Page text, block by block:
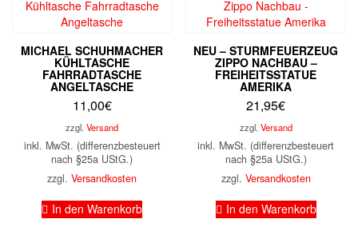
MICHAEL SCHUHMACHER
KÜHLTASCHE
FAHRRADTASCHE
ANGELTASCHE
11,00€
zzgl.Versand
inkl. MwSt. (differenzbesteuert
nach §25a UStG.)
zzgl.Versandkosten
In den Warenkorb
NEU – STURMFEUERZEUG
ZIPPO NACHBAU –
FREIHEITSSTATUE
AMERIKA
21,95€
zzgl. Versand
inkl. MwSt. (differenzbesteuert
nach §25a UStG.)
zzgl. Versandkosten
In den Warenkorb